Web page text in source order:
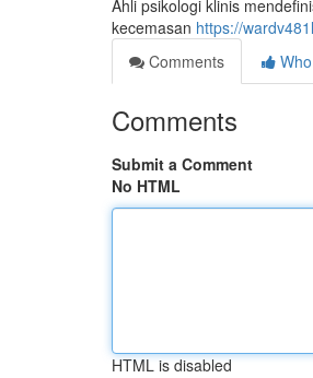
Ahli psikologi klinis
kecemasan https://
Comments
Comments
Submit a Comment
No HTML
HTML is disabled